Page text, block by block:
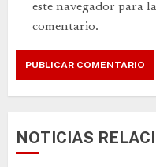
este navegador para
comentario.
NOTICIAS